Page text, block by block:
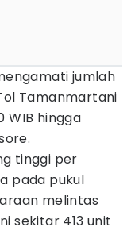
jumlah
Tamanmartani
WIB hingga
tinggi per
pada pukul
melintas
sekitar 413 unit